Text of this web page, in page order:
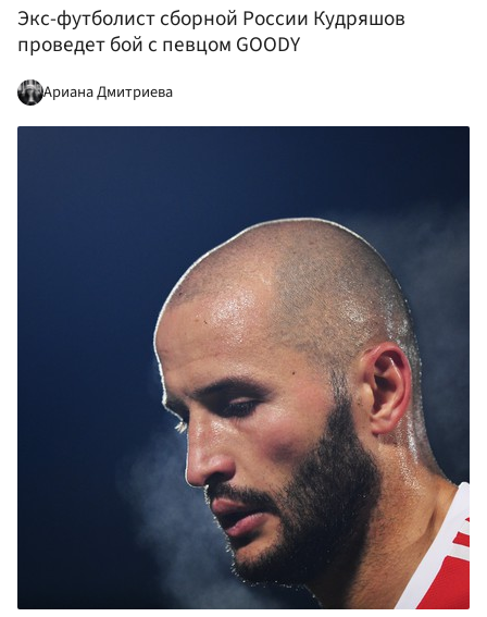
Экс-футболист сборной России Кудряшов
проведет бой с певцом GOODY
Ариана Дмитриева